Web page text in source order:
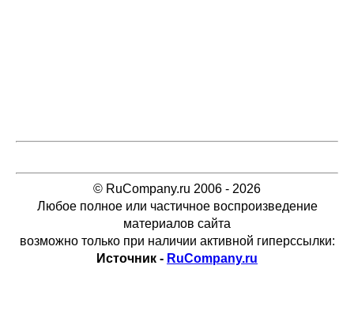
© RuCompany.ru 2006 - 2026
Любое полное или частичное воспроизведение
материалов сайта
возможно только при наличии активной гиперссылки:
Источник - RuCompany.ru